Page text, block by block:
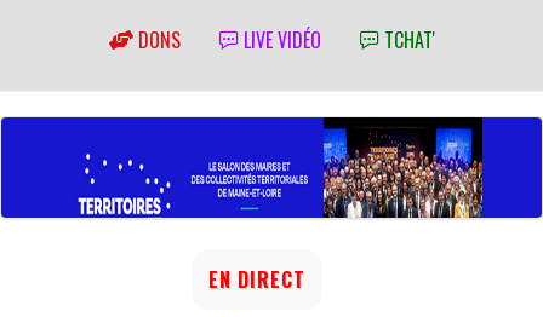
DONS LIVE VIDÉO TCHAT'
EN DIRECT